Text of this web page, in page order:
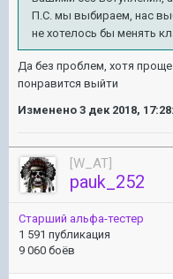
П.С. мы выбираем, нас
не хотелось бы менять
Да без проблем, хотя
понравится выйти
Изменено 3 дек 2018,
[W_AT]
pauk_252
Старший альфа-тестер
1 591 публикация
9 060 боёв